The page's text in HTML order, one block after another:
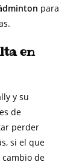
para
en
y su
de
perder
si el que
de